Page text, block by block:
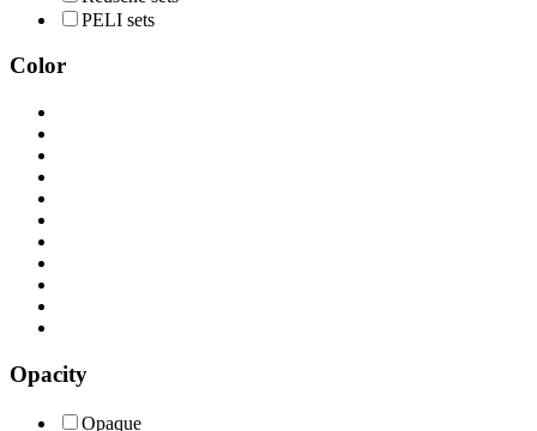
PELI sets
Color
Opacity
Opaque